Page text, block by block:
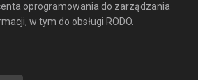
oprogramowania do zarządzania
w tym do obsługi RODO.